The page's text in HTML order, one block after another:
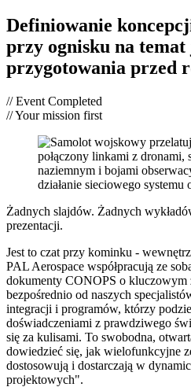
Definiowanie
przy ognisku na temat
przygotowania przed
// Event Completed
// Your mission first
Żadnych slajdów. Żadnych
prezentacji.
Jest to czat przy kominku -
PAL Aerospace współpracują ze
dokumenty CONOPS o kluczowym
bezpośrednio od naszych
integracji i programów, którzy
doświadczeniami z prawdziwego
się za kulisami. To swobodna,
dowiedzieć się, jak wielofunkcyjne
dostosowują i dostarczają w
projektowych".